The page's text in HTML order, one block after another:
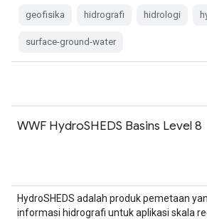
geofisika hidrografi hidrologi
surface-ground-water
WWF HydroSHEDS Basins Level 8
HydroSHEDS adalah produk pemetaan
informasi hidrografi untuk aplikasi skala